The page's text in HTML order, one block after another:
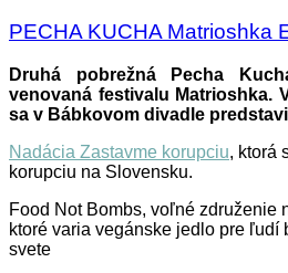
PECHA KUCHA Matrioshka
Druhá pobrežná Pecha
venovaná festivalu Matrioshka.
sa v Bábkovom divadle
Nadácia Zastavme korupciu, ktorá
korupciu na Slovensku.
Food Not Bombs, voľné združenie
ktoré varia vegánske jedlo pre ľudí
svete